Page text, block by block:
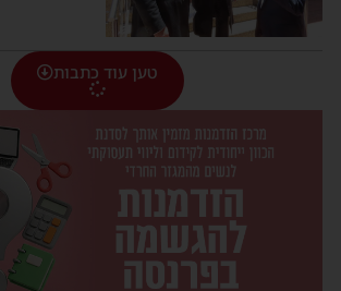
טען עוד כתבות